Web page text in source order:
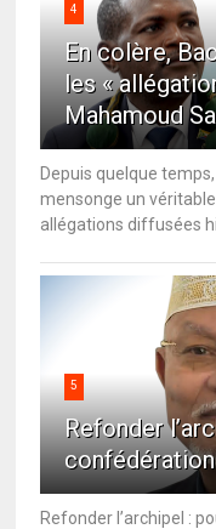
4
En colère,
les «
Mahamoud
Depuis quelque
mensonge un
allégations diffusées
5
Refonder
Refonder l’archipel :